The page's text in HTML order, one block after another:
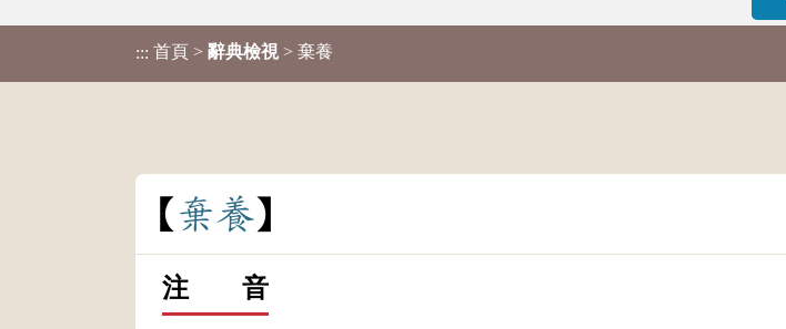
::: 首頁 > 辭典檢視 > 棄養
棄養
注 音